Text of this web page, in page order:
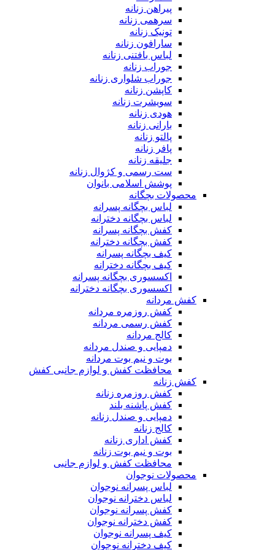
پیراهن زنانه
سرهمی زنانه
تونیک زنانه
سارافون زنانه
لباس بافتنی زنانه
جوراب زنانه
جوراب شلواری زنانه
کاپشن زنانه
سویشرت زنانه
هودی زنانه
بارانی زنانه
پالتو زنانه
پافر زنانه
جلیقه زنانه
ست رسمی و کژوال زنانه
پوشش اسلامی بانوان
محصولات بچگانه
لباس بچگانه پسرانه
لباس بچگانه دخترانه
کفش بچگانه پسرانه
کفش بچگانه دخترانه
کیف بچگانه پسرانه
کیف بچگانه دخترانه
اکسسوری بچگانه پسرانه
اکسسوری بچگانه دخترانه
کفش مردانه
کفش روزمره مردانه
کفش رسمی مردانه
کالج مردانه
دمپایی و صندل مردانه
بوت و نیم بوت مردانه
محافظت کفش و لوازم جانبی کفش
کفش زنانه
کفش روزمره زنانه
کفش پاشنه بلند
دمپایی و صندل زنانه
کالج زنانه
کفش اداری زنانه
بوت و نیم بوت زنانه
محافظت کفش و لوازم جانبی
محصولات نوجوان
لباس پسرانه نوجوان
لباس دخترانه نوجوان
کفش پسرانه نوجوان
کفش دخترانه نوجوان
کیف پسرانه نوجوان
کیف دخترانه نوجوان